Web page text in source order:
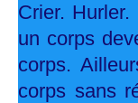
Crier.
un corps
corps.
corps sans